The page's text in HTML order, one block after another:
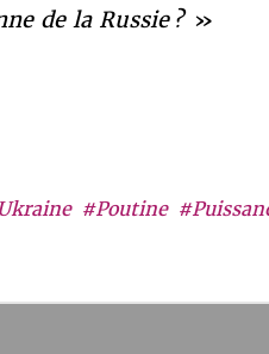
#Poutine
de la Russie ? »